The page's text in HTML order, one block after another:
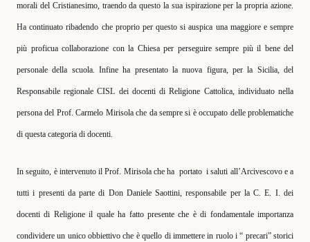
morali del Cristianesimo, traendo da questo la sua ispirazione per la propria azione.
Ha continuato ribadendo che proprio per questo si auspica una maggiore e sempre
più proficua collaborazione con la Chiesa per perseguire sempre più il bene del
personale della scuola. Infine ha presentato la nuova figura, per la Sicilia, del
Responsabile regionale CISL dei docenti di Religione Cattolica, individuato nella
persona del Prof. Carmelo Mirisola che da sempre si è occupato delle problematiche
di questa categoria di docenti.
In seguito, è intervenuto il Prof. Mirisola che ha portato i saluti all’Arcivescovo e a
tutti i presenti da parte di Don Daniele Saottini, responsabile per la C. E. I. dei
docenti di Religione il quale ha fatto presente che è di fondamentale importanza
condividere un unico obbiettivo che è quello di immettere in ruolo i “ precari” storici